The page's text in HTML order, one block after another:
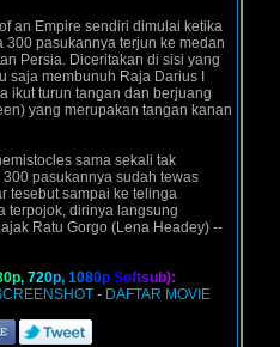
an Empire sendiri dimulai ketika
300 pasukannya terjun ke medan
Persia. Diceritakan di sisi yang
saja membunuh Raja Darius I
ikut turun tangan dan berjuang
yang merupakan tangan kanan
sama sekali tak
pasukannya sudah tewas
tesebut sampai ke telinga
terpojok, dirinya langsung
Ratu Gorgo (Lena Headey) --
0p, 720p, 1080p Softsub):
- DAFTAR MOVIE